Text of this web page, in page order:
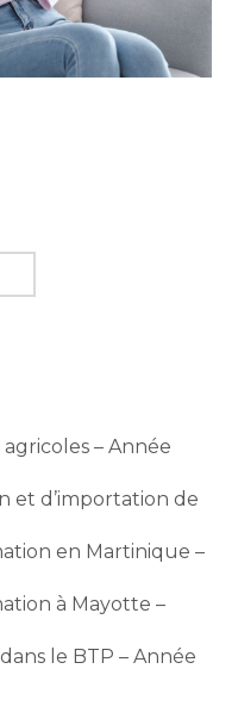
– Année
et d’importation de
en Martinique –
à Mayotte –
le BTP – Année